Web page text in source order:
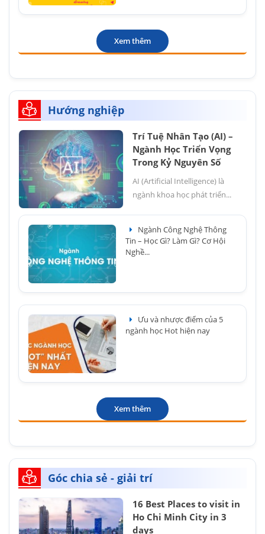
Xem thêm
Hướng nghiệp
Trí Tuệ Nhân Tạo (AI) –
Ngành Học Triển Vọng
Trong Kỷ Nguyên Số
AI (Artificial Intelligence) là
ngành khoa học phát triển...
Ngành Công Nghệ Thông
Tin – Học Gì? Làm Gì? Cơ Hội
Nghề...
Ưu và nhược điểm của 5
ngành học Hot hiện nay
Xem thêm
Góc chia sẻ - giải trí
16 Best Places to visit in
Ho Chi Minh City in 3
days